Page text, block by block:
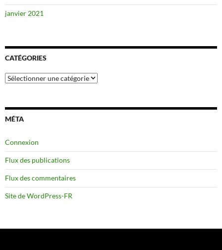
janvier 2021
CATÉGORIES
Catégories
MÉTA
Connexion
Flux des publications
Flux des commentaires
Site de WordPress-FR